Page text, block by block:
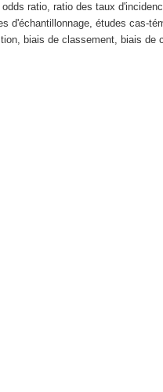
ratio, ratio des taux
d'échantillonnage, études cas-
biais de classement, biais de